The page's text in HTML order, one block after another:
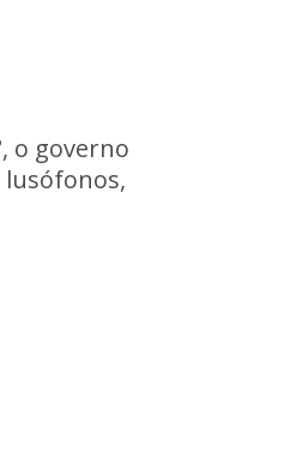
o governo
lusófonos,